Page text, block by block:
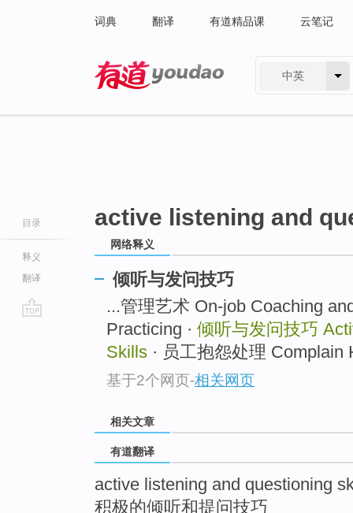
词典 翻译 有道精品课 云笔记
中英
目录
释义
翻译
active listening and
网络释义
倾听与发问技巧
...管理艺术 On-job Coaching
Practicing · 倾听与发问技巧
Skills · 员工抱怨处理 Complain
基于2个网页-相关网页
相关文章
有道翻译
active listening and questioning
积极的倾听和提问技巧